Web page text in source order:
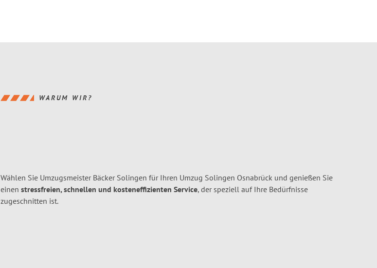
WARUM WIR?
Wählen Sie Umzugsmeister Bäcker Solingen für Ihren Umzug Solingen Osnabrück und genießen Sie
einen stressfreien, schnellen und kosteneffizienten Service, der speziell auf Ihre Bedürfnisse
zugeschnitten ist.